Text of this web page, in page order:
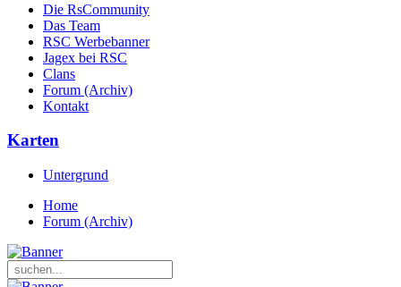
Die RsCommunity
Das Team
RSC Werbebanner
Jagex bei RSC
Clans
Forum (Archiv)
Kontakt
Karten
Untergrund
Home
Forum (Archiv)